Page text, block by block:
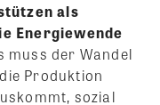
als
Energiewende
muss der Wandel
Produktion
sozial